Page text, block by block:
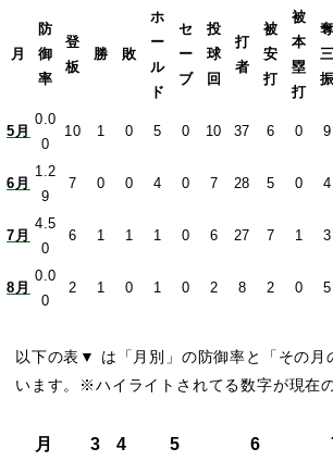
月
防
御
率
登
板
勝 敗
ホ
ー
ル
ド
セ
ー
ブ
投
球
回
打
者
被
安
打
被
本
塁
打
奪
三
振
5月
0.0
0
10 1 0 5 0 10 37 6 0 9
6月
1.2
9
7 0 0 4 0 7 28 5 0 4
7月
4.5
0
6 1 1 1 0 6 27 7 1 3
8月
0.0
0
2 1 0 1 0 2 8 2 0 5
以下の表▼ は「月別」の防御率と「その月
います。※ハイライトされてる数字が現在
月 3 4 5 6